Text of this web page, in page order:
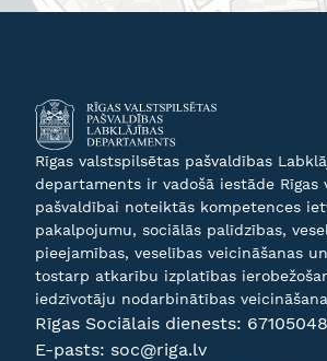
Rīgas valstspilsētas pašvaldības
departaments ir vadošā iestāde Rīgas
pašvaldībai noteiktās kompetences
pakalpojumu, sociālās palīdzības,
pieejamības, veselības veicināšanas
tostarp atkarību izplatības
iedzīvotāju nodarbinātības
Rīgas Sociālais dienests: 67105048
E-pasts: soc@riga.lv